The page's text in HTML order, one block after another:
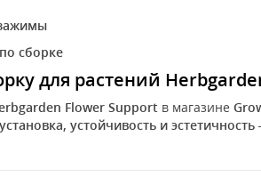
сборке
для растений
Flower Support в магазине
устойчивость и эстетичность